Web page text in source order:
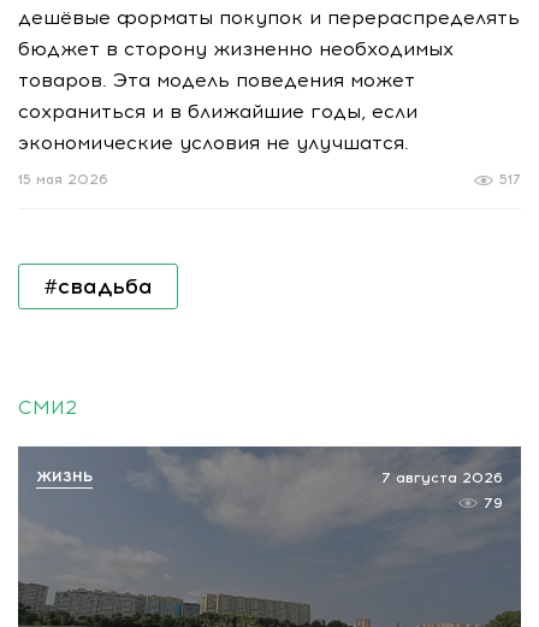
дешёвые форматы покупок и перераспределять
бюджет в сторону жизненно необходимых
товаров. Эта модель поведения может
сохраниться и в ближайшие годы, если
экономические условия не улучшатся.
517
15 мая 2026
#свадьба
СМИ2
7 августа 2026
79
ЖИЗНЬ